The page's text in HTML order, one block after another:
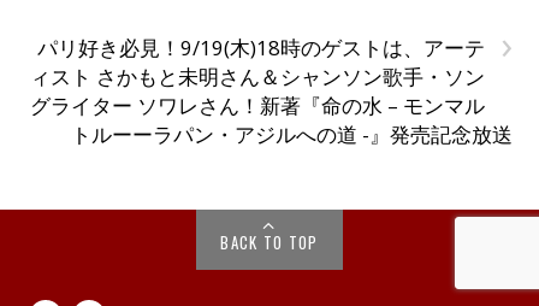
›
パリ好き必見！9/19(木)18時のゲストは、アーテ
ィスト さかもと未明さん＆シャンソン歌手・ソン
グライター ソワレさん！新著『命の水 – モンマル
トルーーラパン・アジルへの道 -』発売記念放送
BACK TO TOP